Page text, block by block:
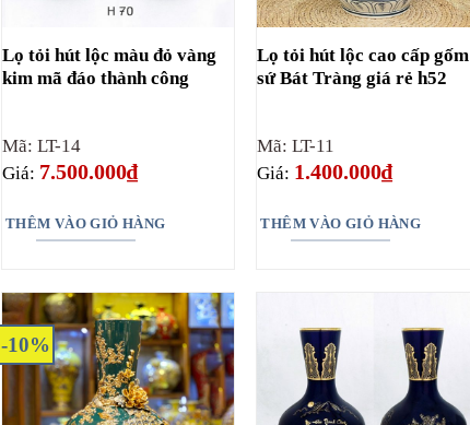
Lọ tỏi hút lộc màu đỏ vàng
kim mã đáo thành công
Mã: LT-14
Giá: 7.500.000₫
THÊM VÀO GIỎ HÀNG
Lọ tỏi hút lộc cao cấp gốm
sứ Bát Tràng giá rẻ h52
Mã: LT-11
Giá: 1.400.000₫
THÊM VÀO GIỎ HÀNG
-10%